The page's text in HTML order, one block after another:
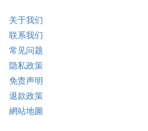
关于我们
联系我们
常见问题
隐私政策
免责声明
退款政策
網站地圖